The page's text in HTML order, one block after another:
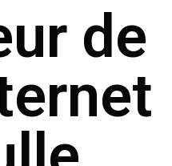
de